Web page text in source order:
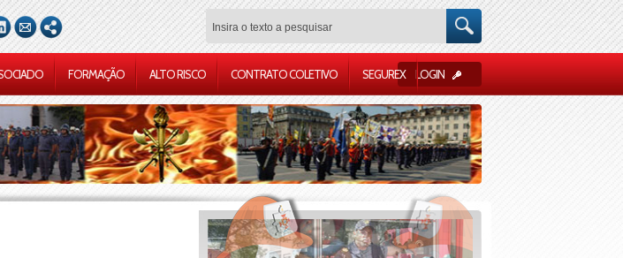
FORMAÇÃO ALTO RISCO CONTRATO COLETIVO SEGUREX LOGIN